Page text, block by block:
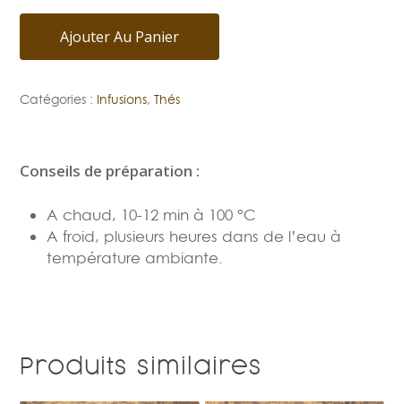
Ajouter Au Panier
Catégories : Infusions,Thés
Conseils de préparation :
A chaud, 10-12 min à 100 °C
A froid, plusieurs heures dans de l’eau à
température ambiante.
Produits similaires